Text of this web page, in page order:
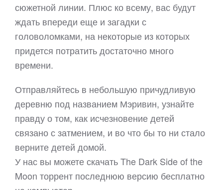
сюжетной линии. Плюс ко всему, вас будут
ждать впереди еще и загадки с
головоломками, на некоторые из которых
придется потратить достаточно много
времени.
Отправляйтесь в небольшую причудливую
деревню под названием Мэривин, узнайте
правду о том, как исчезновение детей
связано с затмением, и во что бы то ни стало
верните детей домой.
У нас вы можете скачать The Dark Side of the
Moon торрент последнюю версию бесплатно